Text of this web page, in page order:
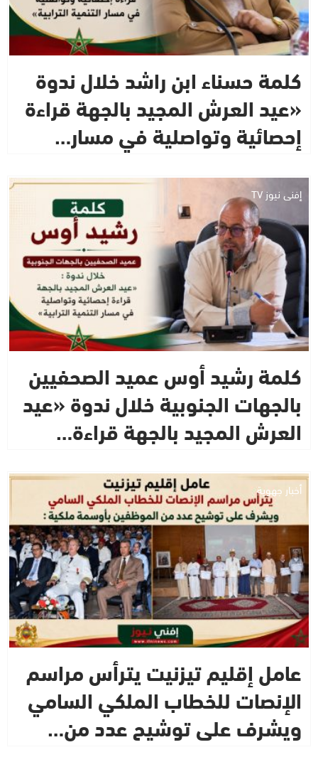
كلمة حسناء ابن راشد خلال ندوة
«عيد العرش المجيد بالجهة قراءة
إحصائية وتواصلية في مسار…
إفني نيوز TV
كلمة رشيد أوس عميد الصحفيين
بالجهات الجنوبية خلال ندوة «عيد
العرش المجيد بالجهة قراءة…
أخبار جهوية
عامل إقليم تيزنيت يترأس مراسم
الإنصات للخطاب الملكي السامي
ويشرف على توشيح عدد من…